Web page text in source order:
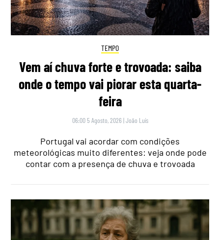
TEMPO
Vem aí chuva forte e trovoada: saiba
onde o tempo vai piorar esta quarta-
feira
06:00 5 Agosto, 2026 |João Luís
Portugal vai acordar com condições
meteorológicas muito diferentes: veja onde pode
contar com a presença de chuva e trovoada